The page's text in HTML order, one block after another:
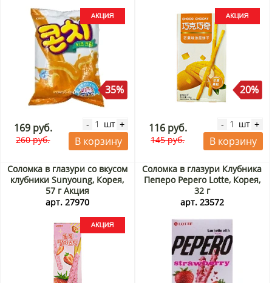
35%
169 руб.
260 руб.
- шт +
В корзину
20%
116 руб.
145 руб.
- шт +
В корзину
Соломка в глазури со вкусом
клубники Sunyoung, Корея,
57 г Акция
арт. 27970
Соломка в глазури Клубника
Пеперо Pepero Lotte, Корея,
32 г
арт. 23572